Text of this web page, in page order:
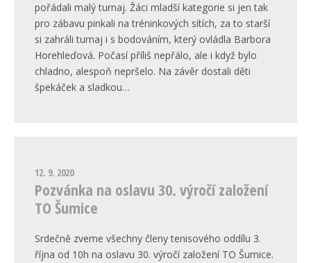
pořádali malý turnaj. Žáci mladší kategorie si jen tak
pro zábavu pinkali na tréninkových sítích, za to starší
si zahráli turnaj i s bodováním, který ovládla Barbora
Horehleďová. Počasí příliš nepřálo, ale i když bylo
chladno, alespoň nepršelo. Na závěr dostali děti
špekáček a sladkou…
12. 9. 2020
Pozvánka na oslavu 30. výročí založení
TO Šumice
Srdečně zveme všechny členy tenisového oddílu 3.
října od 10h na oslavu 30. výročí založení TO Šumice.